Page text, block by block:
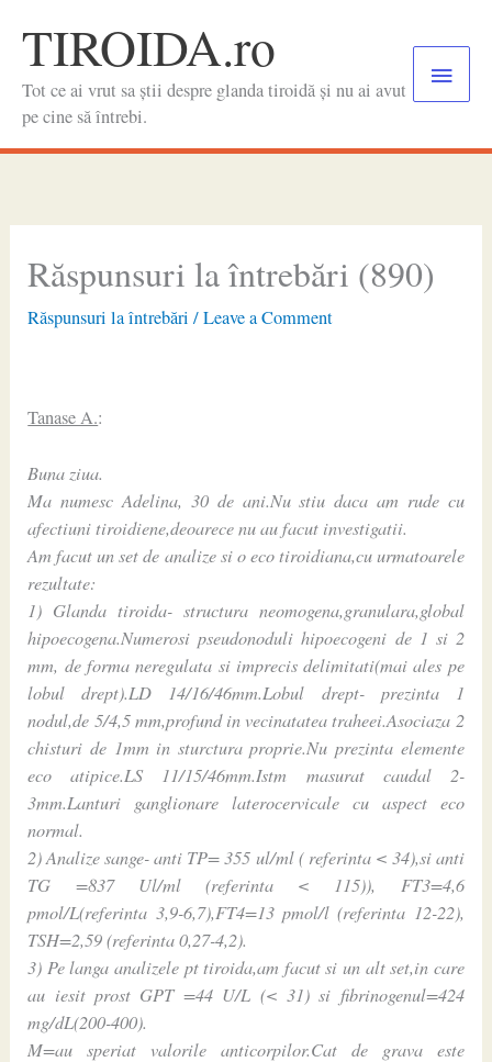
contentTIROIDA.ro
Tot ce ai vrut sa știi despre glanda tiroidă și nu ai avut
pe cine să întrebi.
Main
Răspunsuri la întrebări (890)
Răspunsuri la întrebări /Leave a Comment
Tanase A.:
Buna ziua.
Ma numesc Adelina, 30 de ani.Nu stiu daca am rude cu
afectiuni tiroidiene,deoarece nu au facut investigatii.
Am facut un set de analize si o eco tiroidiana,cu urmatoarele
rezultate:
1) Glanda tiroida- structura neomogena,granulara,global
hipoecogena.Numerosi pseudonoduli hipoecogeni de 1 si 2
mm, de forma neregulata si imprecis delimitati(mai ales pe
lobul drept).LD 14/16/46mm.Lobul drept- prezinta 1
nodul,de 5/4,5 mm,profund in vecinatatea traheei.Asociaza 2
chisturi de 1mm in sturctura proprie.Nu prezinta elemente
eco atipice.LS 11/15/46mm.Istm masurat caudal 2-
3mm.Lanturi ganglionare laterocervicale cu aspect eco
normal.
2) Analize sange- anti TP= 355 ul/ml ( referinta < 34),si anti
TG =837 Ul/ml (referinta < 115)), FT3=4,6
pmol/L(referinta 3,9-6,7),FT4=13 pmol/l (referinta 12-22),
TSH=2,59 (referinta 0,27-4,2).
3) Pe langa analizele pt tiroida,am facut si un alt set,in care
au iesit prost GPT =44 U/L (< 31) si fibrinogenul=424
mg/dL(200-400).
M=au speriat valorile anticorpilor.Cat de grava este